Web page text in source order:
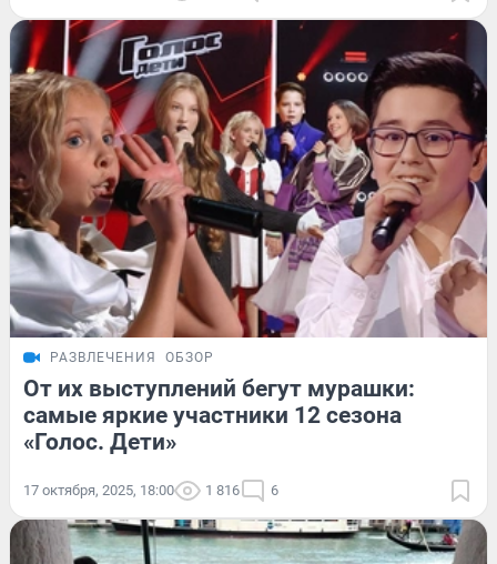
РАЗВЛЕЧЕНИЯ ОБЗОР
От их выступлений бегут мурашки:
самые яркие участники 12 сезона
«Голос. Дети»
17 октября, 2025, 18:00 1 816 6